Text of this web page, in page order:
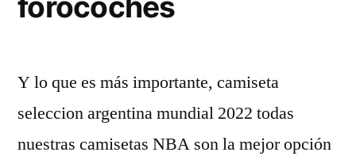
Y lo que es más importante, camiseta
seleccion argentina mundial 2022 todas
nuestras camisetas NBA son la mejor opción